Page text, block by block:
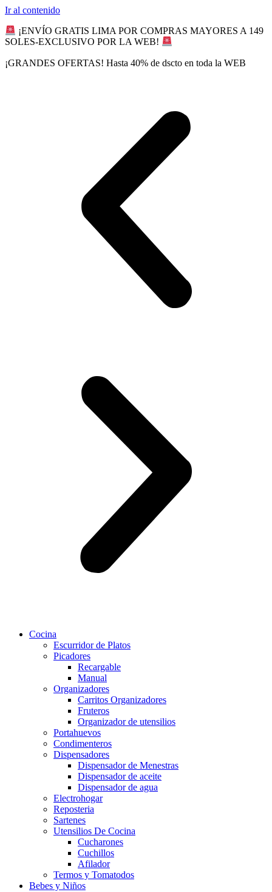
Ir al contenido
¡ENVÍO GRATIS LIMA POR COMPRAS MAYORES A 149
SOLES-EXCLUSIVO POR LA WEB!
¡GRANDES OFERTAS! Hasta 40% de dscto en toda la WEB
Cocina
Escurridor de Platos
Picadores
Recargable
Manual
Organizadores
Carritos Organizadores
Fruteros
Organizador de utensilios
Portahuevos
Condimenteros
Dispensadores
Dispensador de Menestras
Dispensador de aceite
Dispensador de agua
Electrohogar
Reposteria
Sartenes
Utensilios De Cocina
Cucharones
Cuchillos
Afilador
Termos y Tomatodos
Bebes y Niños